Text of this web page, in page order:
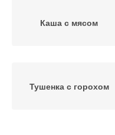
Каша с мясом
Тушенка с горохом